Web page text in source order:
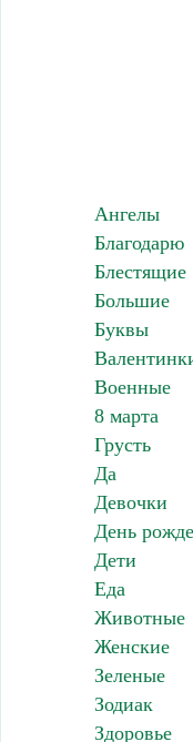
Ангелы
Благодарю
Блестящие
Большие
Буквы
Военные
8 марта
Грусть
Да
Девочки
День
Дети
Еда
Животные
Женские
Зеленые
Зодиак
Здоровье